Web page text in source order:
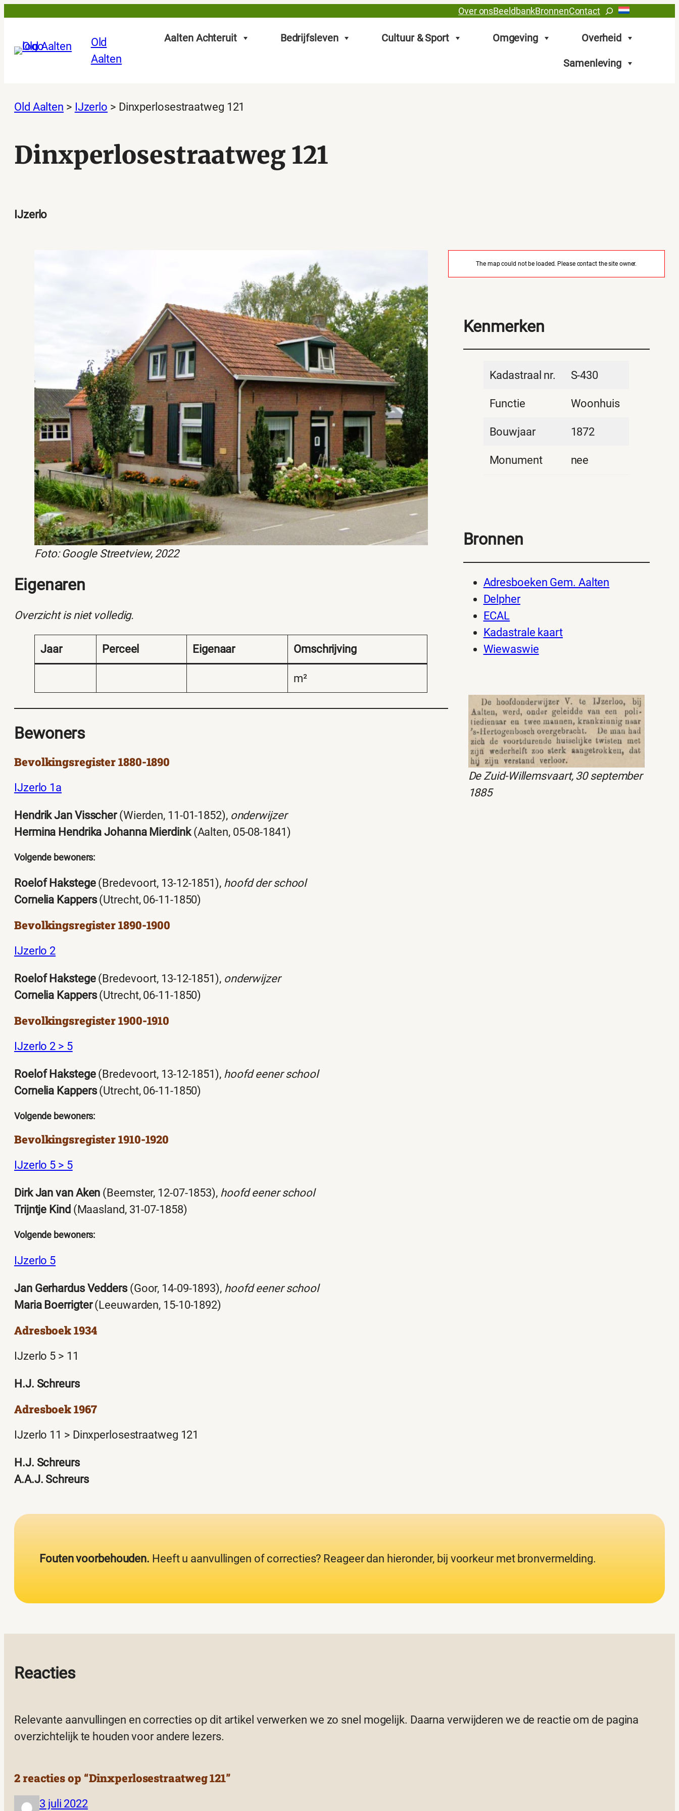
de
Over onsBeeldbankBronnenContactZoeken
Old
Aalten
Aalten Achteruit Bedrijfsleven Cultuur & Sport Omgeving Overheid
Samenleving
Old Aalten > IJzerlo > Dinxperlosestraatweg 121
Dinxperlosestraatweg 121
IJzerlo
Foto: Google Streetview, 2022
Eigenaren
Overzicht is niet volledig.
Jaar Perceel Eigenaar Omschrijving
m²
Bewoners
Bevolkingsregister 1880-1890
IJzerlo 1a
Hendrik Jan Visscher(Wierden, 11-01-1852), onderwijzer
Hermina Hendrika Johanna Mierdink(Aalten, 05-08-1841)
Volgende bewoners:
Roelof Hakstege(Bredevoort, 13-12-1851), hoofd der school
Cornelia Kappers(Utrecht, 06-11-1850)
Bevolkingsregister 1890-1900
IJzerlo 2
Roelof Hakstege(Bredevoort, 13-12-1851), onderwijzer
Cornelia Kappers(Utrecht, 06-11-1850)
Bevolkingsregister 1900-1910
IJzerlo 2 > 5
Roelof Hakstege(Bredevoort, 13-12-1851), hoofd eener school
Cornelia Kappers(Utrecht, 06-11-1850)
Volgende bewoners:
Bevolkingsregister 1910-1920
IJzerlo 5 > 5
Dirk Jan van Aken (Beemster, 12-07-1853), hoofd eener school
Trijntje Kind (Maasland, 31-07-1858)
Volgende bewoners:
IJzerlo 5
Jan Gerhardus Vedders(Goor, 14-09-1893), hoofd eener school
Maria Boerrigter(Leeuwarden, 15-10-1892)
Adresboek 1934
IJzerlo 5 > 11
H.J. Schreurs
Adresboek 1967
IJzerlo 11 > Dinxperlosestraatweg 121
H.J. Schreurs
A.A.J. Schreurs
The map could not be loaded. Please contact the site owner.
Kenmerken
Kadastraal nr. S-430
Functie Woonhuis
Bouwjaar 1872
Monument nee
Bronnen
Adresboeken Gem. Aalten
Delpher
ECAL
Kadastrale kaart
Wiewaswie
De Zuid-Willemsvaart, 30 september
1885
Fouten voorbehouden. Heeft u aanvullingen of correcties? Reageer dan hieronder, bij voorkeur met bronvermelding.
Reacties
Relevante aanvullingen en correcties op dit artikel verwerken we zo snel mogelijk. Daarna verwijderen we de reactie om de pagina
overzichtelijk te houden voor andere lezers.
2 reacties op “Dinxperlosestraatweg 121”
3 juli 2022